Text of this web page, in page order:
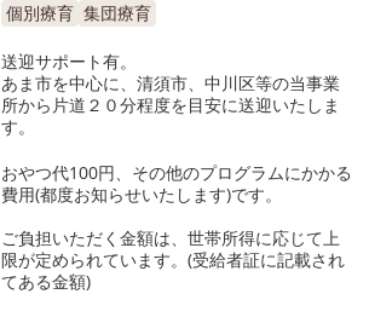
個別療育 集団療育
送迎サポート有。
あま市を中心に、清須市、中川区等の当事業
所から片道２０分程度を目安に送迎いたしま
す。
おやつ代100円、その他のプログラムにかかる
費用(都度お知らせいたします)です。
ご負担いただく金額は、世帯所得に応じて上
限が定められています。(受給者証に記載され
てある金額)